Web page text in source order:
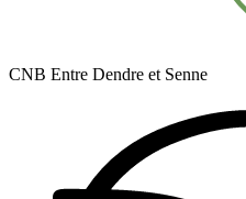
CNB Entre Dendre et Senne